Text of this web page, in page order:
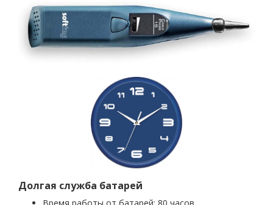
Долгая служба батарей